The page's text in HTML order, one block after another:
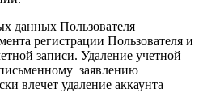
данных Пользователя
регистрации Пользователя и
записи. Удаление учетной
заявлению
влечет удаление аккаунта